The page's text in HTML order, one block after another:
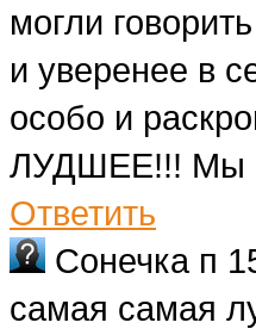
могли
и уверенее в
особо и
ЛУДШЕЕ!!! Мы
Ответить
Сонечка п
самая самая